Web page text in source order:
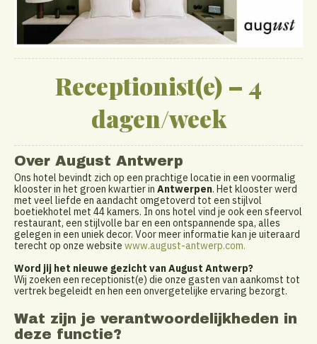
Receptionist(e) – 4
dagen/week
Over August Antwerp
Ons hotel bevindt zich op een prachtige locatie in een voormalig
klooster in het groen kwartier in Antwerpen. Het klooster werd
met veel liefde en aandacht omgetoverd tot een stijlvol
boetiekhotel met 44 kamers. In ons hotel vind je ook een sfeervol
restaurant, een stijlvolle bar en een ontspannende spa, alles
gelegen in een uniek decor. Voor meer informatie kan je uiteraard
terecht op onze website www.august-antwerp.com.
Word jij het nieuwe gezicht van August Antwerp?
Wij zoeken een receptionist(e) die onze gasten van aankomst tot
vertrek begeleidt en hen een onvergetelijke ervaring bezorgt.
Wat zijn je verantwoordelijkheden in
deze functie?